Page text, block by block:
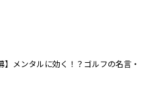
】メンタルに効く！？ゴルフの名言・